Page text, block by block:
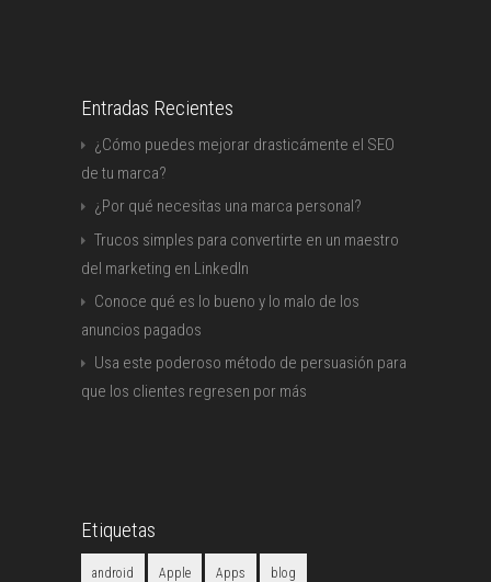
Entradas Recientes
¿Cómo puedes mejorar drasticámente el SEO
de tu marca?
¿Por qué necesitas una marca personal?
Trucos simples para convertirte en un maestro
del marketing en LinkedIn
Conoce qué es lo bueno y lo malo de los
anuncios pagados
Usa este poderoso método de persuasión para
que los clientes regresen por más
Etiquetas
android Apple Apps blog